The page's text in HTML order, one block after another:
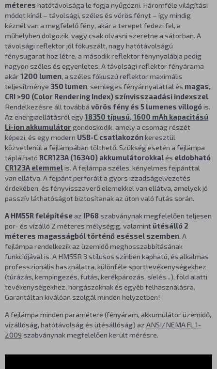
méteres hatótávolsága le fogja nyűgözni. Háromféle világítási
módot kínál – távolsági, széles és vörös fényt – így mindig
kéznél van a megfelelő fény, akár a terepet fedezi fel, a
műhelyben dolgozik, vagy csak olvasni szeretne a sátorban. A
távolsági reflektor jól fókuszált, nagy hatótávolságú
fénysugarat hoz létre, a második reflektor fénynyalábja pedig
nagyon széles és egyenletes. A távolsági reflektor fényárama
akár1200 lumen, a széles fókuszú reflektor maximális
teljesítménye 350 lumen, semleges fényárnyalattal és magas,
CRI >90 (Color Rendering Index) színvisszaadási indexszel.
Rendelkezésre áll továbbá vörös fény és 5 lumenes villogóis.
Az energiaellátásról egy18350 típusú, 1600 mAh kapacitású
Li-ion akkumulátor gondoskodik, amely a csomag részét
képezi, és egy modern USB-C csatlakozónkeresztül
közvetlenül a fejlámpában tölthető. Szükség esetén a fejlámpa
táplálható RCR123A (16340) akkumulátorokkalés eldobható
CR123A elemmelis. A fejlámpa széles, kényelmes fejpánttal
van ellátva. A fejpánt perforált a gyors izzadságelvezetés
érdekében, és fényvisszaverő elemekkel van ellátva, amelyek jó
passzív láthatóságot biztosítanak az úton való futás során.
A HM55R felépítéseaz IP68 szabványnak megfelelően teljesen
por- és vízálló 2 méteres mélységig, valamint ütésálló 2
méteres magasságból történő eséssel szemben. A
fejlámpa rendelkezik az üzemidő meghosszabbításának
funkciójával is. A HM55R 3 stílusos színben kapható, és alkalmas
professzionális használatra, különféle sporttevékenységekhez
(túrázás, kempingezés, futás, kerékpározás, síelés...), föld alatti
tevékenységekhez, horgászoknak és egyéb felhasználásra.
Garantáltan kiválóan szolgál minden helyzetben!
A fejlámpa minden paramétere (fényáram, akkumulátor üzemidő,
vízállóság, hatótávolság és ütésállóság) az ANSI/NEMA FL 1-
2009 szabványnak megfelelően került mérésre.